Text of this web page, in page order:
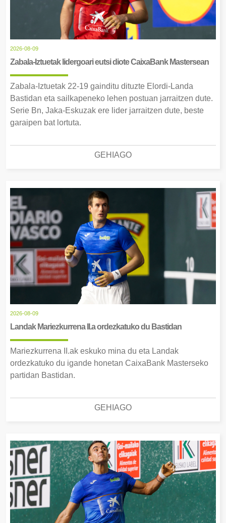
2026-08-09
Zabala-Iztuetak lidergoari eutsi diote CaixaBank Mastersean
Zabala-Iztuetak 22-19 gainditu dituzte Elordi-Landa
Bastidan eta sailkapeneko lehen postuan jarraitzen dute.
Serie Bn, Jaka-Eskuzak ere lider jarraitzen dute, beste
garaipen bat lortuta.
GEHIAGO
2026-08-09
Landak Mariezkurrena II.a ordezkatuko du Bastidan
Mariezkurrena II.ak eskuko mina du eta Landak
ordezkatuko du igande honetan CaixaBank Masterseko
partidan Bastidan.
GEHIAGO